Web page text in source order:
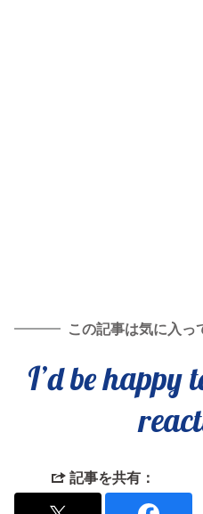
この記事は気に入っ
I’d be happy
記事を共有：